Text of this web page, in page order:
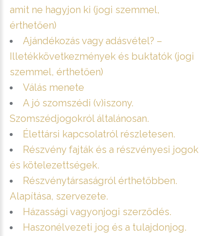
amit ne hagyjon ki (jogi szemmel,
érthetően)
Ajándékozás vagy adásvétel? –
Illetékkövetkezmények és buktatók (jogi
szemmel, érthetően)
Válás menete
A jó szomszédi (v)iszony.
Szomszédjogokról általánosan.
Élettársi kapcsolatról részletesen.
Részvény fajták és a részvényesi jogok
és kötelezettségek.
Részvénytársaságról érthetőbben.
Alapítása, szervezete.
Házassági vagyonjogi szerződés.
Haszonélvezeti jog és a tulajdonjog.